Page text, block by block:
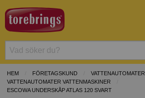
HEM FÖRETAGSKUND
VATTENAUTOMATER
VATTENAUTOMATER VATTENMASKINER
ESCOWA UNDERSKÅP ATLAS 120 SVART